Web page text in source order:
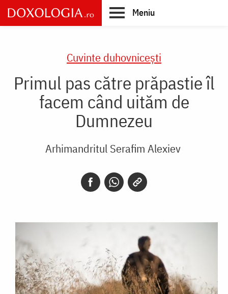
Skip
to
main
Meniu
Cuvinte duhovnicești
Primul pas către prăpastie îl
facem când uităm de
Dumnezeu
Arhimandritul Serafim Alexiev